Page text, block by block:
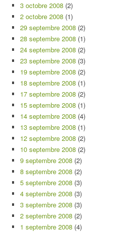
3 octobre 2008 (2)
2 octobre 2008 (1)
29 septembre 2008 (2)
28 septembre 2008 (1)
24 septembre 2008 (2)
23 septembre 2008 (3)
19 septembre 2008 (2)
18 septembre 2008 (1)
17 septembre 2008 (2)
15 septembre 2008 (1)
14 septembre 2008 (4)
13 septembre 2008 (1)
12 septembre 2008 (2)
10 septembre 2008 (2)
9 septembre 2008 (2)
8 septembre 2008 (2)
5 septembre 2008 (3)
4 septembre 2008 (3)
3 septembre 2008 (3)
2 septembre 2008 (2)
1 septembre 2008 (4)